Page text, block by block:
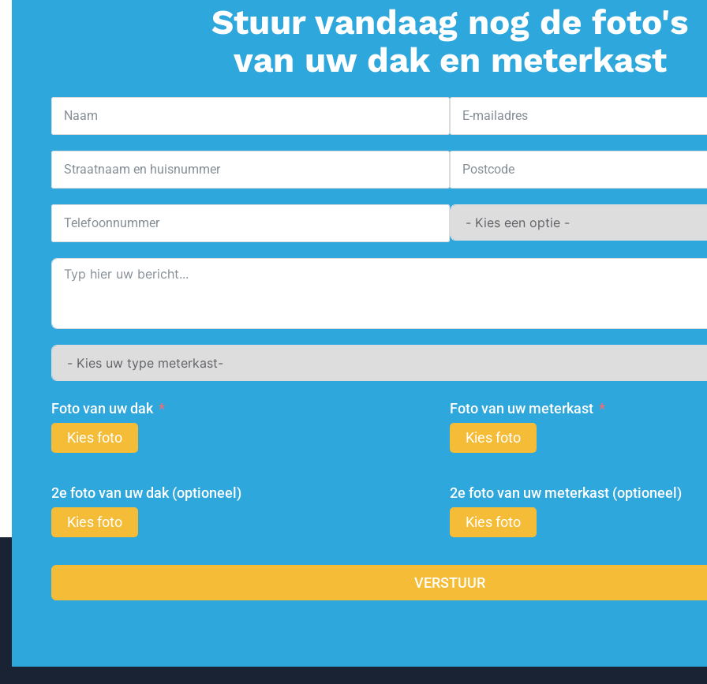
Stuur vandaag nog de foto's
van uw dak en meterkast
Foto van uw dak
Kies foto
2e foto van uw dak (optioneel)
Kies foto
Foto van uw meterkast
Kies foto
2e foto van uw meterkast (optioneel)
Kies foto
VERSTUUR